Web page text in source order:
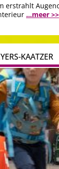
erstrahlt
...meer >>
KAATZER